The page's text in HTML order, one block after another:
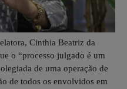
Cinthia Beatriz da
o “processo julgado é um
de uma operação de
de todos os envolvidos em